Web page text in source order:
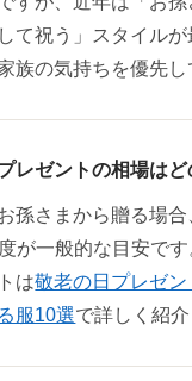
て祝う」スタイル
族の気持ちを優先し
レゼントの相場はど
孫さまから贈る場
が一般的な目安で
は敬老の日プレゼ
服10選で詳しく紹介